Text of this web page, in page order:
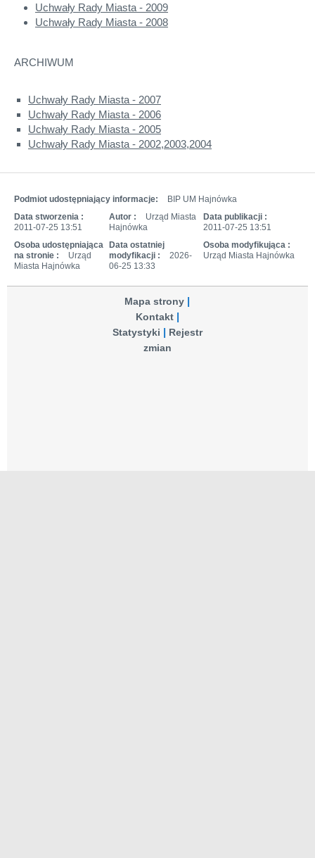
Uchwały Rady Miasta - 2009
Uchwały Rady Miasta - 2008
ARCHIWUM
Uchwały Rady Miasta - 2007
Uchwały Rady Miasta - 2006
Uchwały Rady Miasta - 2005
Uchwały Rady Miasta - 2002,2003,2004
Podmiot udostępniający informacje:
BIP UM Hajnówka
Data stworzenia :
2011-07-25 13:51
Autor :
Urząd Miasta
Hajnówka
Data publikacji :
2011-07-25 13:51
Osoba udostępniająca
na stronie :
Urząd
Miasta Hajnówka
Data ostatniej
modyfikacji :
2026-
06-25 13:33
Osoba modyfikująca :
Urząd Miasta Hajnówka
Mapa strony
Kontakt
Statystyki
Rejestr
zmian